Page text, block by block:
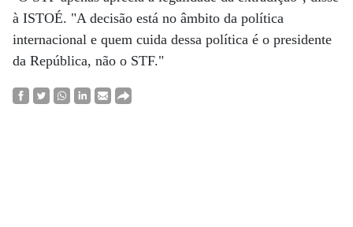
à ISTOÉ. "A decisão está no âmbito da política
internacional e quem cuida dessa política é o presidente
da República, não o STF."